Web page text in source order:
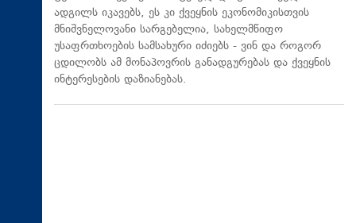
ადგილს იკავებს, ეს კი ქვეყნის ეკონომიკისთვის
მნიშვნელოვანი სარგებელია, სახელმწიფო
უსაფრთხოების სამსახური იძიებს - ვინ და როგორ
ცდილობს ამ მონაპოვრის განადგურებას და ქვეყნის
ინტერესების დაზიანებას.